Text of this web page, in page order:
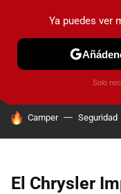
PRUEBAS COCHES
HOY SE HABLA DE
Camper Seguridad
El Chrysler
Ya puedes ver
Solo